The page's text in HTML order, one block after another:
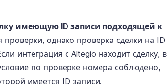
имеющую ID записи подходящей к
проверки, однако проверка сделки на ID
интеграция с Altegio находит сделку, в
по проверке номера соблюдено,
имеется ID записи.